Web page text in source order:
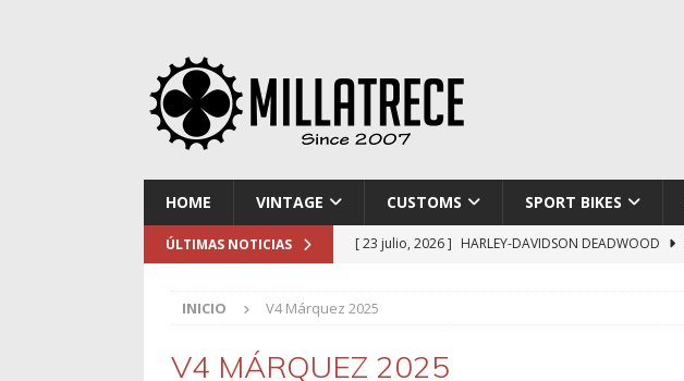
HOME VINTAGE CUSTOMS SPORT BIKES
ÚLTIMAS NOTICIAS [ 23 julio, 2026 ] HARLEY-DAVIDSON DEADWOOD
[ 9 julio, 2026 ]
[ 2 julio, 2026 ]
INICIO V4 Márquez 2025
V4 MÁRQUEZ 2025